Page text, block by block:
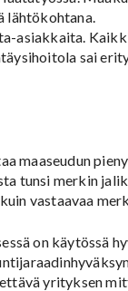
lähtökohtana.
asiakkaita.
sai
maaseudun
tunsi merkin
vastaavaa
on käytössä
yrityksen